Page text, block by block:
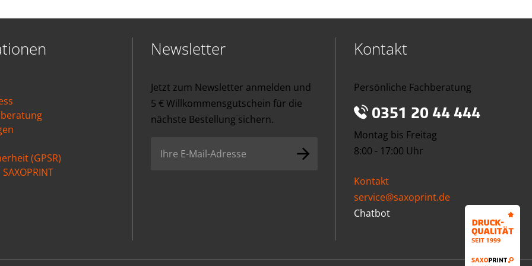
(GPSR)
Newsletter
Jetzt zum Newsletter anmelden und
5 € Willkommensgutschein für die
nächste Bestellung sichern.
Kontakt
Persönliche Fachberatung
0351 20 44 444
Montag bis Freitag
8:00 - 17:00 Uhr
Kontakt
service@saxoprint.de
Chatbot